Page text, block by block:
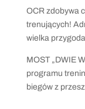
OCR zdobywa
trenujących!
wielka
MOST „DWIE
programu
biegów z